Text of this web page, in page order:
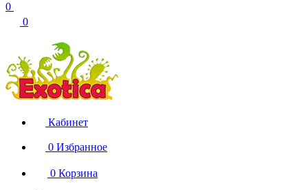
0
0
Кабинет
0 Избранное
0 Корзина